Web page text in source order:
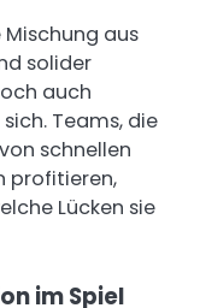
aus
solider
auch
Teams, die
schnellen
profitieren,
Lücken sie
im Spiel